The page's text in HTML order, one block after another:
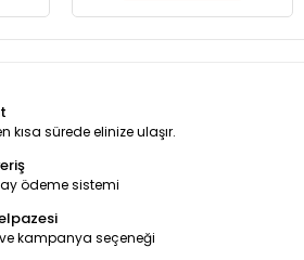
kısa sürede elinize ulaşır.
ödeme sistemi
kampanya seçeneği